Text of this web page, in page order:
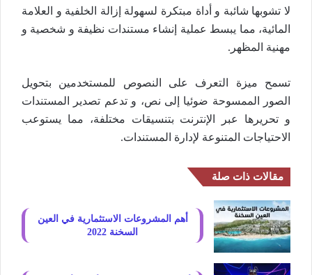
لا تشوبها شائبة و أداة مبتكرة لسهولة إزالة الخلفية و العلامة
المائية، مما يبسط عملية إنشاء مستندات نظيفة و شخصية و
مهنية المظهر.
تسمح ميزة التعرف على النصوص للمستخدمين بتحويل
الصور الممسوحة ضوئيا إلى نص، و تدعم تصدير المستندات
و تحريرها عبر الإنترنت بتنسيقات مختلفة، مما يستوعب
الاحتياجات المتنوعة لإدارة المستندات.
مقالات ذات صلة
أهم المشروعات الاستثمارية في العين
السخنة 2022